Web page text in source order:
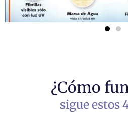
¿Cómo
sigue estos